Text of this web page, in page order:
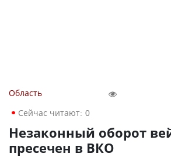
Область
Сейчас читают: 0
Незаконный оборот
пресечен в ВКО